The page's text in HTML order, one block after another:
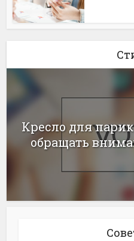
Кресло для
обращать